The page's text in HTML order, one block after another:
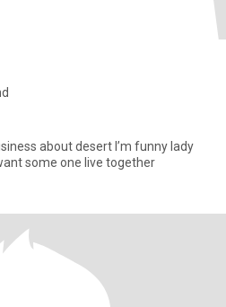
about desert l’m funny lady
some one live together